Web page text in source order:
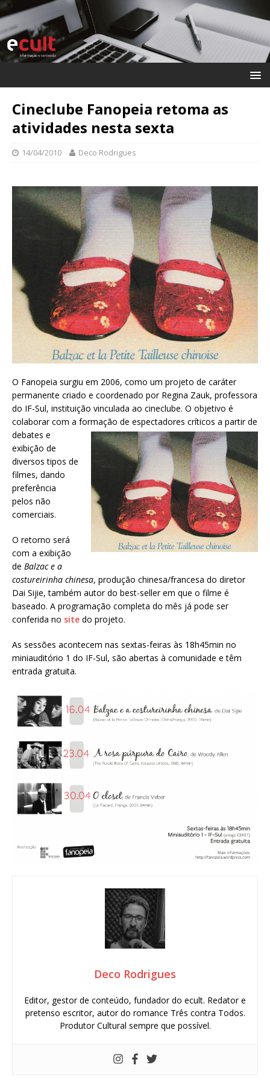
Cineclube Fanopeia retoma as
atividades nesta sexta
14/04/2010 Deco Rodrigues
O Fanopeia surgiu em 2006, como um projeto de caráter
permanente criado e coordenado por Regina Zauk, professora
do IF-Sul, instituição vinculada ao cineclube. O objetivo é
colaborar com a formação de espectadores críticos a partir de
debates e
exibição de
diversos tipos de
filmes, dando
preferência
pelos não
comerciais.
O retorno será
com a exibição
de Balzac e a
costureirinha chinesa, produção chinesa/francesa do diretor
Dai Sijie, também autor do best-seller em que o filme é
baseado. A programação completa do mês já pode ser
conferida no site do projeto.
As sessões acontecem nas sextas-feiras às 18h45min no
miniauditório 1 do IF-Sul, são abertas à comunidade e têm
entrada gratuita.
Deco Rodrigues
Editor, gestor de conteúdo, fundador do ecult. Redator e
pretenso escritor, autor do romance Três contra Todos.
Produtor Cultural sempre que possível.